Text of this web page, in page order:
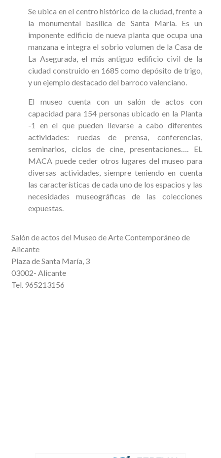
Se ubica en el centro histórico de la ciudad, frente a
la monumental basílica de Santa María. Es un
imponente edificio de nueva planta que ocupa una
manzana e integra el sobrio volumen de la Casa de
La Asegurada, el más antiguo edificio civil de la
ciudad construido en 1685 como depósito de trigo,
y un ejemplo destacado del barroco valenciano.
El museo cuenta con un salón de actos con
capacidad para 154 personas ubicado en la Planta
-1 en el que pueden llevarse a cabo diferentes
actividades: ruedas de prensa, conferencias,
seminarios, ciclos de cine, presentaciones…. EL
MACA puede ceder otros lugares del museo para
diversas actividades, siempre teniendo en cuenta
las características de cada uno de los espacios y las
necesidades museográficas de las colecciones
expuestas.
Salón de actos del Museo de Arte Contemporáneo de
Alicante
Plaza de Santa María, 3
03002- Alicante
Tel. 965213156